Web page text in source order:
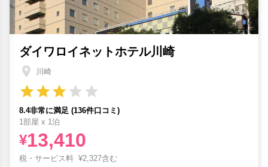
ダイワロイネットホテル川崎
川崎
8.4非常に満足 (136件口コミ)
1部屋 x 1泊
¥13,410
税・サービス料 ¥2,327含む